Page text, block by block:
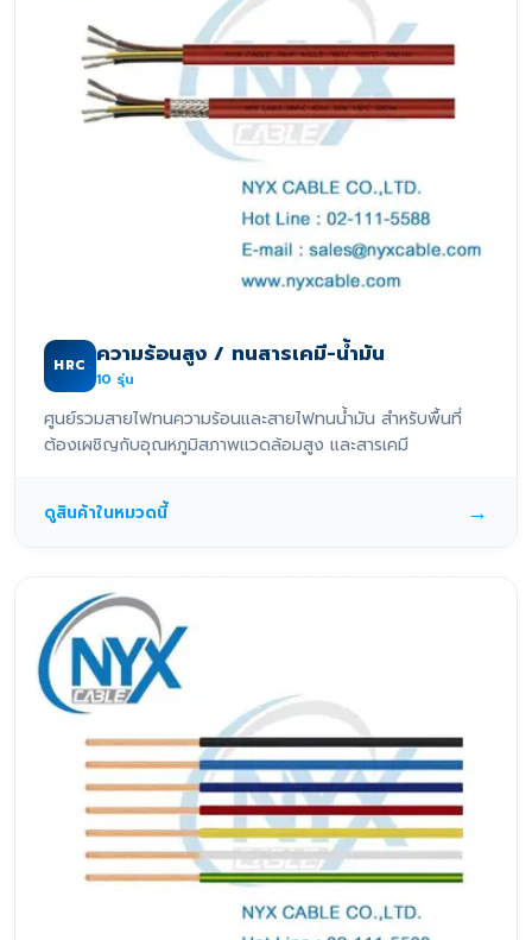
HRC ความร้อนสูง / ทนสารเคมี-น้ำมัน
10 รุ่น
ศูนย์รวมสายไฟทนความร้อนและสายไฟทนน้ำมัน สำหรับพื้นที่
ต้องเผชิญกับอุณหภูมิสภาพแวดล้อมสูง และสารเคมี
ดูสินค้าในหมวดนี้ →